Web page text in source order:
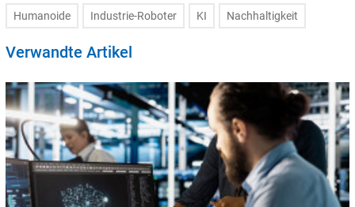
Humanoide Industrie-Roboter KI Nachhaltigkeit
Verwandte Artikel